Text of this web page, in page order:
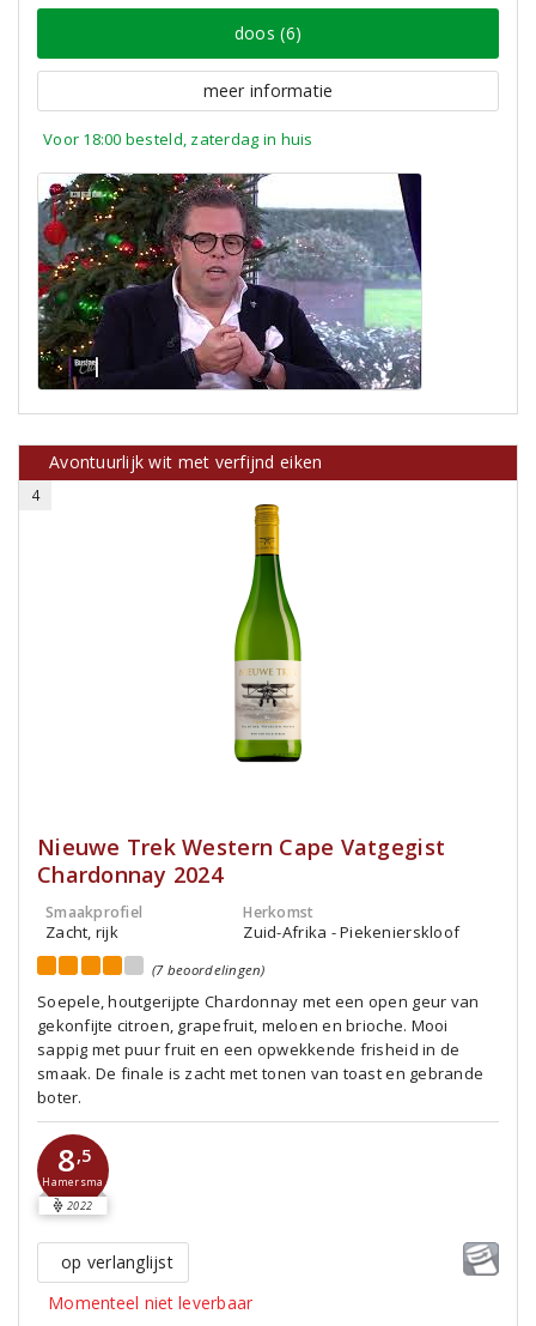
doos (6)
meer informatie
Voor 18:00 besteld, zaterdag in huis
Avontuurlijk wit met verfijnd eiken
4
Nieuwe Trek Western Cape Vatgegist
Chardonnay 2024
Smaakprofiel
Zacht, rijk
Herkomst
Zuid-Afrika - Piekenierskloof
(7 beoordelingen)
Soepele, houtgerijpte Chardonnay met een open geur van
gekonfijte citroen, grapefruit, meloen en brioche. Mooi
sappig met puur fruit en een opwekkende frisheid in de
smaak. De finale is zacht met tonen van toast en gebrande
boter.
8,5
Hamersma
2022
op verlanglijst
Momenteel niet leverbaar